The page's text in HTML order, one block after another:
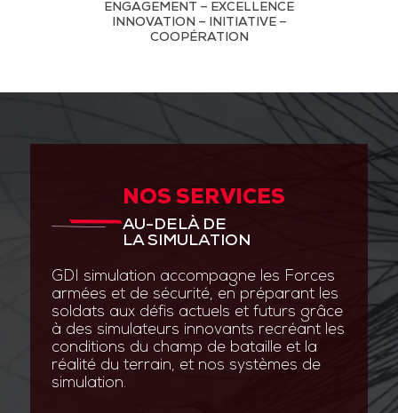
ENGAGEMENT – EXCELLENCE
INNOVATION – INITIATIVE –
COOPÉRATION
NOS SERVICES
AU-DELÀ DE
LA SIMULATION
GDI simulation accompagne les Forces
armées et de sécurité, en préparant les
soldats aux défis actuels et futurs grâce
à des simulateurs innovants recréant les
conditions du champ de bataille et la
réalité du terrain, et nos systèmes de
simulation.